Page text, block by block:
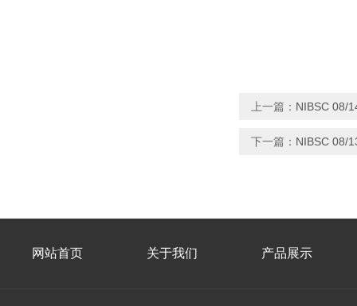
上一篇： NIBSC 08/
下一篇： NIBSC 08/
网站首页 关于我们 产品展示